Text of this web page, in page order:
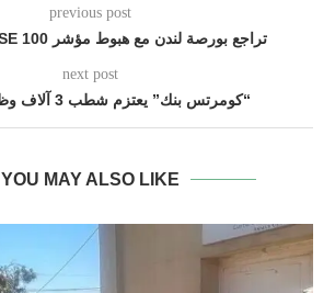
previous post
تراجع بورصة لندن مع هبوط مؤشر FTSE 100 البريطاني
next post
“كومرتس بنك” يعتزم شطب 3 آلاف وظيفة إضافية
YOU MAY ALSO LIKE